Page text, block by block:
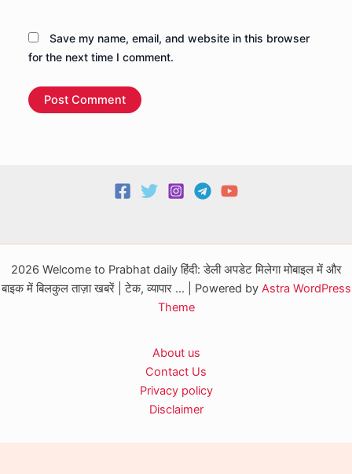
Save my name, email, and website in this browser
for the next time I comment.
2026 Welcome to Prabhat daily हिंदी: डेली अपडेट मिलेगा मोबाइल में और
बाइक में बिलकुल ताज़ा खबरें | टेक, व्यापार ... | Powered by Astra WordPress
Theme
About us
Contact Us
Privacy policy
Disclaimer